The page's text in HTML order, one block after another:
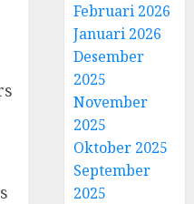
Februari 2026
Januari 2026
Desember
2025
November
2025
Oktober 2025
September
2025